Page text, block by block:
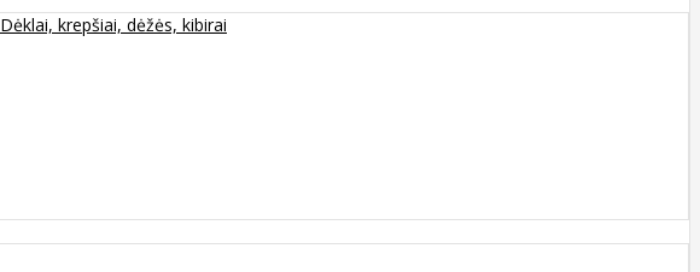
Dėklai, krepšiai, dėžės, kibirai